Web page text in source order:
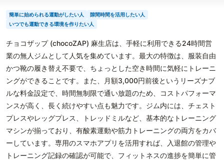
簡単に始められる運動がしたい人
隙間時間を活用したい人
いつでも運動できる環境を作りたい人
チョコザップ (chocoZAP) 麻生店は、手軽に利用できる24時間営
業の無人ジムとして人気を集めています。最大の特徴は、服装自由
かつ靴の履き替え不要で、ちょっとした空き時間に気軽にトレーニ
ングができることです。また、月額3,000円前後というリーズナブ
ルな料金設定で、時間無制限で通い放題のため、コストパフォーマ
ンスが高く、長く続けやすい点も魅力です。ジム内には、チェスト
プレスやレッグプレス、トレッドミルなど、基本的なトレーニング
マシンが揃っており、有酸素運動や筋力トレーニングの両方をカバ
ーしています。専用のスマホアプリを活用すれば、入退館の管理や
トレーニング記録の確認が可能で、フィットネスの進捗を簡単に管